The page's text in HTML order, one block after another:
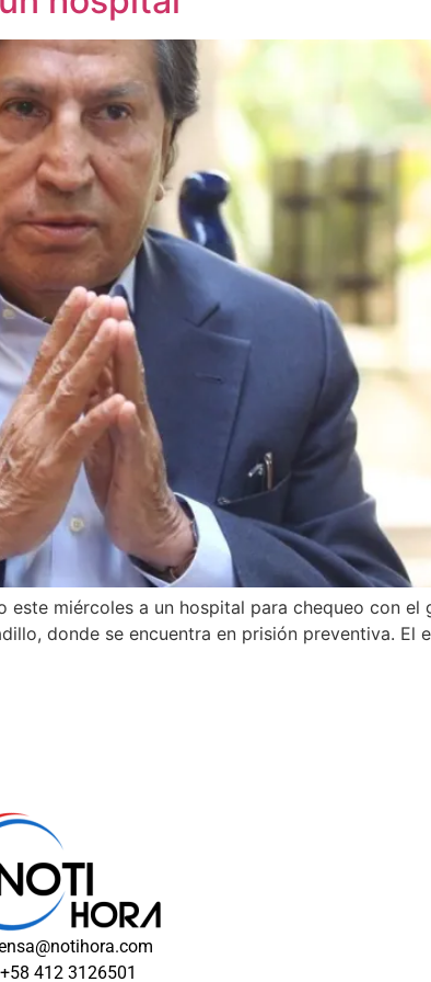
miércoles a un hospital para chequeo con
donde se encuentra en prisión preventiva. El
+58 412 3126501